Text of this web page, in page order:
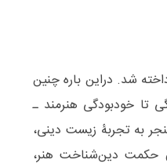
شد. دراین باره چنین
تا خودبودگی هنرمند ـ
به تجربۀ زیست دینی،
حکمت دین‌شناخت هنر،